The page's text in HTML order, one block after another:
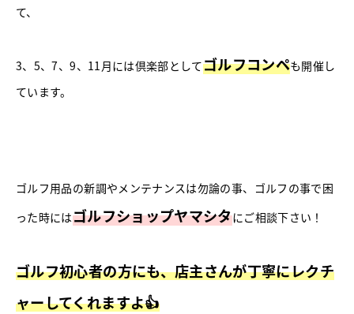
て、
3、5、7、9、11月には倶楽部としてゴルフコンペも開催し
ています。
ゴルフ用品の新調やメンテナンスは勿論の事、ゴルフの事で困
った時にはゴルフショップヤマシタにご相談下さい！
ゴルフ初心者の方にも、店主さんが丁寧にレクチ
ャーしてくれますよ👍